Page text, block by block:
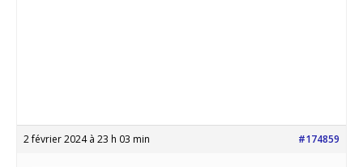
2 février 2024 à 23 h 03 min #174859